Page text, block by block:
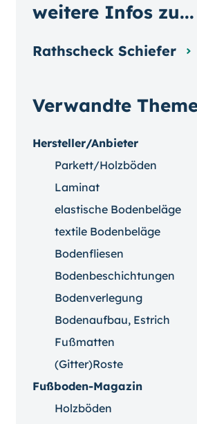
Verwandte
Hersteller/Anbieter
Parkett/Holzböden
Laminat
elastische Bodenbeläge
textile Bodenbeläge
Bodenfliesen
Bodenbeschichtungen
Bodenverlegung
Bodenaufbau, Estrich
Fußmatten
(Gitter)Roste
Fußboden-Magazin
Holzböden
weitere Infos zu...
Rathscheck Schiefer